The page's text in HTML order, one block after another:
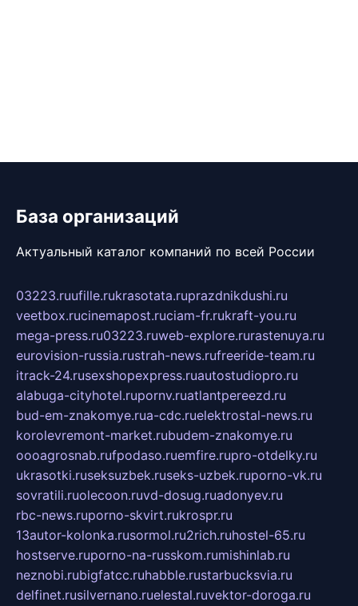
База организаций
Актуальный каталог компаний по всей России
03223.ruufille.rukrasotata.ruprazdnikdushi.ru
veetbox.rucinemapost.ruciam-fr.rukraft-you.ru
mega-press.ru03223.ruweb-explore.rurastenuya.ru
eurovision-russia.rustrah-news.rufreeride-team.ru
itrack-24.rusexshopexpress.ruautostudiopro.ru
alabuga-cityhotel.rupornv.ruatlantpereezd.ru
bud-em-znakomye.rua-cdc.ruelektrostal-news.ru
korolevremont-market.rubudem-znakomye.ru
oooagrosnab.rufpodaso.ruemfire.rupro-otdelky.ru
ukrasotki.ruseksuzbek.ruseks-uzbek.ruporno-vk.ru
sovratili.ruolecoon.ruvd-dosug.ruadonyev.ru
rbc-news.ruporno-skvirt.rukrospr.ru
13autor-kolonka.rusormol.ru2rich.ruhostel-65.ru
hostserve.ruporno-na-russkom.rumishinlab.ru
neznobi.rubigfatcc.ruhabble.rustarbucksvia.ru
delfinet.rusilvernano.ruelestal.ruvektor-doroga.ru